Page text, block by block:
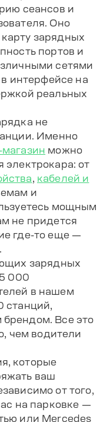
сеансов и
Оно
зарядных
портов и
сетями
интерфейсе на
реальных
не
Именно
магазин можно
электрокара: от
кабелей и
и
мощным
не придется
где-то еще —
зарядных
000
в нашем
станций,
Все это
чем водители
которые
ваш
от того,
на парковке —
или Mercedes